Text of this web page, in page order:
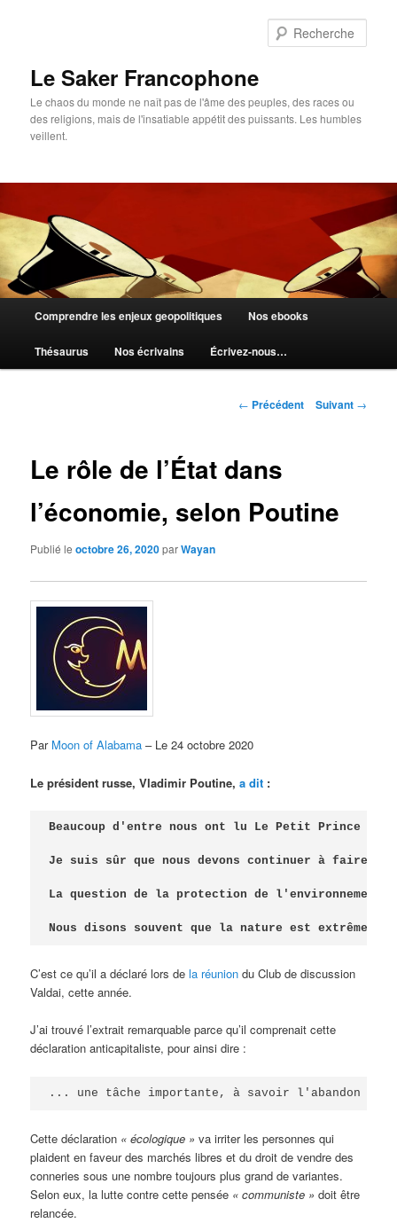
Le Saker Francophone
Le chaos du monde ne naît pas de l'âme des peuples, des races ou
des religions, mais de l'insatiable appétit des puissants. Les humbles
veillent.
principal
Comprendre les enjeux geopolitiques Nos ebooks
Thésaurus Nos écrivains Écrivez-nous…
Navigation
← Précédent Suivant →
Le rôle de l’État dans
l’économie, selon Poutine
Publié leoctobre 26, 2020parWayan
Par Moon of Alabama – Le 24 octobre 2020
Le président russe, Vladimir Poutine,a dit :
Beaucoup d'entre nous ont lu Le Petit Prince
Je suis sûr que nous devons continuer à faire ce
Nous disons souvent que la nature est
C’est ce qu’il a déclaré lors dela réunion du Club de discussion
Valdai, cette année.
J’ai trouvé l’extrait remarquable parce qu’il comprenait cette
déclaration anticapitaliste, pour ainsi dire :
... une tâche importante, à savoir l'abandon de
Cette déclaration « écologique » va irriter les personnes qui
plaident en faveur des marchés libres et du droit de vendre des
conneries sous une nombre toujours plus grand de variantes.
Selon eux, la lutte contre cette pensée « communiste » doit être
relancée.